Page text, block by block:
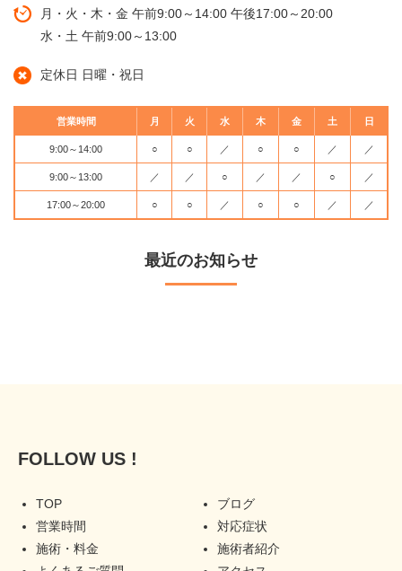
月・火・木・金 午前9:00～14:00 午後17:00～20:00
水・土 午前9:00～13:00
定休日 日曜・祝日
営業時間 月 火 水 木 金 土 日
9:00～14:00 ○ ○ ／ ○ ○ ／ ／
9:00～13:00 ／ ／ ○ ／ ／ ○ ／
17:00～20:00 ○ ○ ／ ○ ○ ／ ／
最近のお知らせ
FOLLOW US !
TOP
ブログ
営業時間
対応症状
施術・料金
施術者紹介